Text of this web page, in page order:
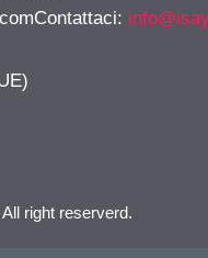
:
right reserverd.